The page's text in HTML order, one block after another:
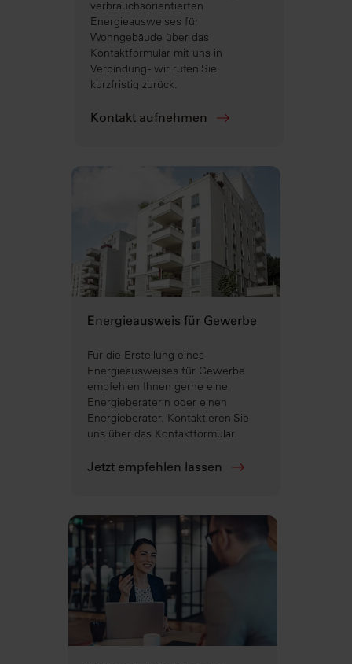
verbrauchsorientierten
Energieausweises für
Wohngebäude über das
Kontaktformular mit uns in
Verbindung - wir rufen Sie
kurzfristig zurück.
Kontakt aufnehmen
Energieausweis für Gewerbe
Für die Erstellung eines
Energieausweises für Gewerbe
empfehlen Ihnen gerne eine
Energieberaterin oder einen
Energieberater. Kontaktieren Sie
uns über das Kontaktformular.
Jetzt empfehlen lassen